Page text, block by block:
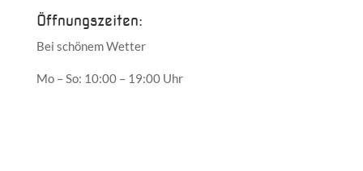
Öffnungszeiten:
Bei schönem Wetter
Mo – So: 10:00 – 19:00 Uhr